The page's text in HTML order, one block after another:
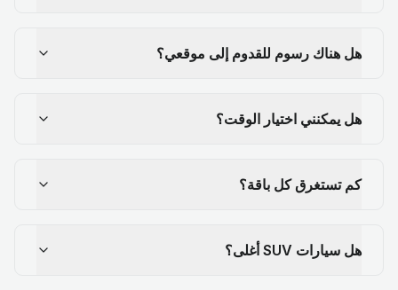
هل هناك رسوم للقدوم إلى موقعي؟
هل يمكنني اختيار الوقت؟
كم تستغرق كل باقة؟
هل سيارات SUV أغلى؟